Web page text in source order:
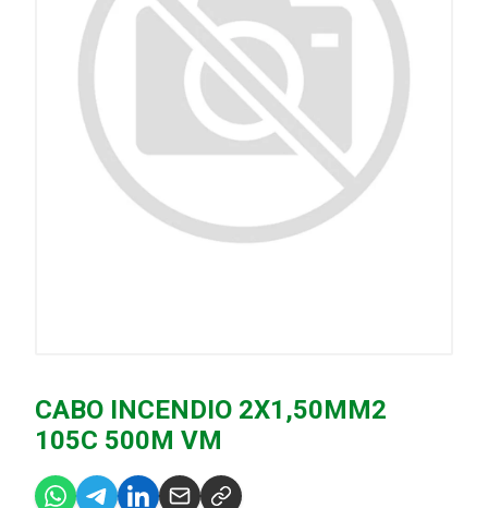
CABO INCENDIO 2X1,50MM2
105C 500M VM